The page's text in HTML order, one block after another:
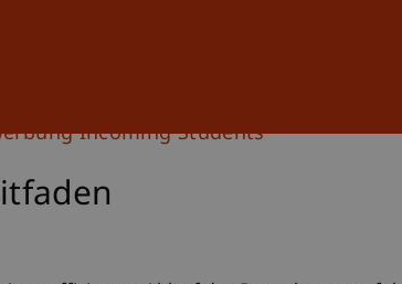
Incoming Students